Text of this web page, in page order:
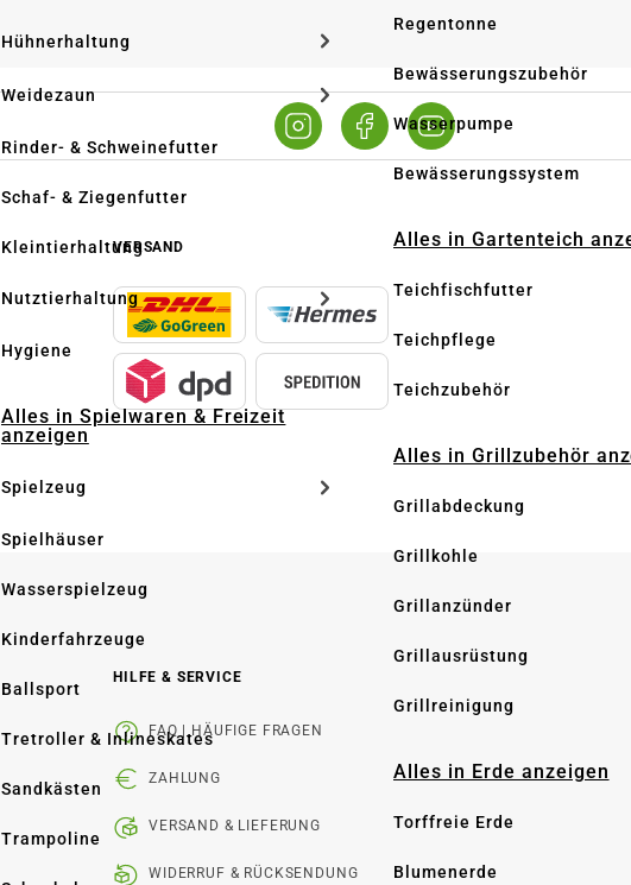
Hühnerhaltung
Weidezaun
Rinder- & Schweinefutter
Schaf- & Ziegenfutter
Kleintierhaltung
Nutztierhaltung
Hygiene
Alles in Spielwaren & Freizeit
anzeigen
Spielzeug
Spielhäuser
Wasserspielzeug
Kinderfahrzeuge
Ballsport
Tretroller & Inlineskates
Sandkästen
Trampoline
Regentonne
Bewässerungszubehör
Wasserpumpe
Bewässerungssystem
Alles in Gartenteich
Teichfischfutter
Teichpflege
Teichzubehör
Alles in Grillzubehör
Grillabdeckung
Grillkohle
Grillanzünder
Grillausrüstung
Grillreinigung
Alles in Erde anzeigen
Torffreie Erde
Blumenerde
VERSAND
HILFE & SERVICE
FAQ | HÄUFIGE FRAGEN
ZAHLUNG
VERSAND & LIEFERUNG
WIDERRUF & RÜCKSENDUNG